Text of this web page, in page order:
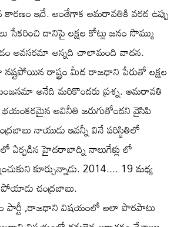
కారణం ఇదే. అంతేగాక అమరావతికి వరద ఉప్పు
సేకరించి దానిపై లక్షల కోట్లు జనం సొమ్ము
అవసరమా అన్నది చాలామంది వాదన.
రాష్ట్రం మీద రాజధాని పేరుతో లక్షల
అనేది మరికొందరు ప్రశ్న. అమరావతి
అవినీతి జరుగుతోందని వైసిపి
నాయుడు ఇవన్నీ వినే పరిస్థితిలో
ఏర్పడిన హైదరాబాద్ని నాలుగేళ్లు లో
కూర్చున్నాడు. 2014.... 19 మధ్య
చంద్రబాబు.
పార్టీ ,రాజధాని విషయంలో అలా పొరపాటు